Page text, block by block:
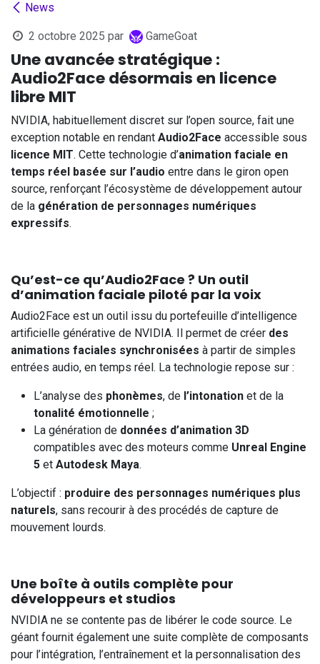
News
2 octobre 2025 par GameGoat
Une avancée stratégique :
Audio2Face désormais en licence
libre MIT
NVIDIA, habituellement discret sur l’open source, fait une
exception notable en rendant Audio2Face accessible sous
licence MIT. Cette technologie d’animation faciale en
temps réel basée sur l’audio entre dans le giron open
source, renforçant l’écosystème de développement autour
de la génération de personnages numériques
expressifs.
Qu’est-ce qu’Audio2Face ? Un outil
d’animation faciale piloté par la voix
Audio2Face est un outil issu du portefeuille d’intelligence
artificielle générative de NVIDIA. Il permet de créer des
animations faciales synchronisées à partir de simples
entrées audio, en temps réel. La technologie repose sur :
L’analyse des phonèmes, de l’intonation et de la
tonalité émotionnelle ;
La génération de données d’animation 3D
compatibles avec des moteurs comme Unreal Engine
5 et Autodesk Maya.
L’objectif : produire des personnages numériques plus
naturels, sans recourir à des procédés de capture de
mouvement lourds.
Une boîte à outils complète pour
développeurs et studios
NVIDIA ne se contente pas de libérer le code source. Le
géant fournit également une suite complète de composants
pour l’intégration, l’entraînement et la personnalisation des